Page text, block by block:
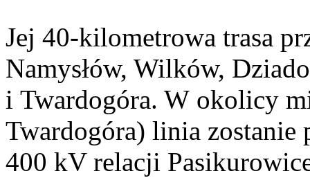
Jej 40-kilometrowa trasa
Namysłów, Wilków,
i Twardogóra. W okolicy
Twardogóra) linia zostanie
400 kV relacji